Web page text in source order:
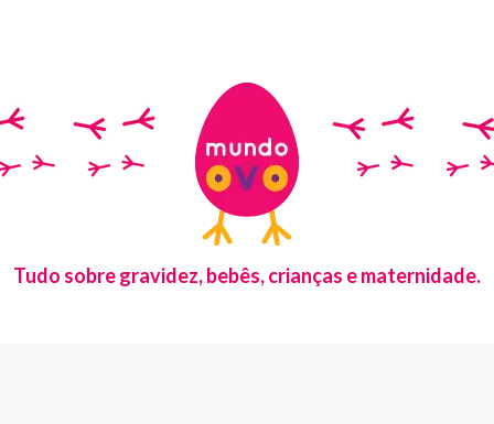
Tudo sobre gravidez, bebês, crianças e maternidade.